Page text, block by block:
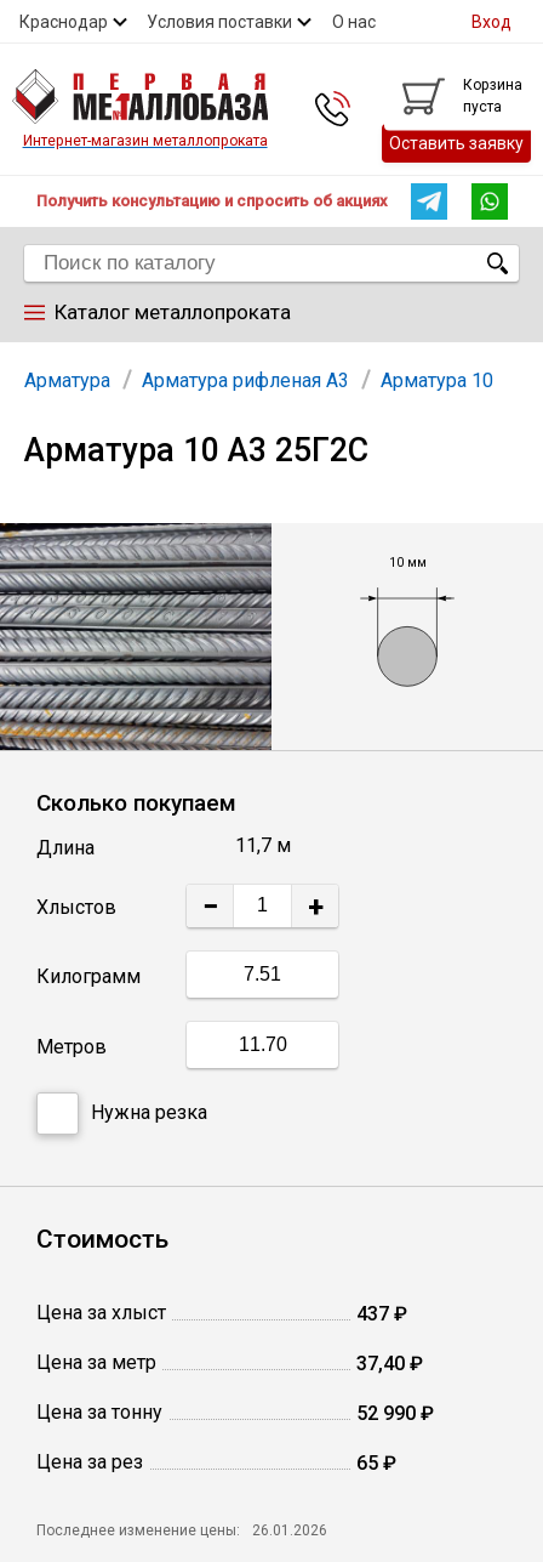
Краснодар Условия поставки О нас
Контакты
Контакты
Вход
Интернет-магазин металлопроката
Корзина
пуста
Оставить заявку
Получить консультацию и спросить об акциях
Каталог металлопроката
Арматура
Труба
Лист
Уголок
Балка
Швеллер
Квадрат
Труба профильная
Катанка
Полоса
Арматура Арматура рифленая А3 Арматура 10
Арматура 10 А3 25Г2С
10 мм
Сколько покупаем
Длина 11,7 м
Хлыстов − +
Килограмм
Метров
Нужна резка
Стоимость
Цена за хлыст 437 ₽
Цена за метр 37,40 ₽
Цена за тонну 52 990 ₽
Цена за рез 65 ₽
Последнее изменение цены: 26.01.2026